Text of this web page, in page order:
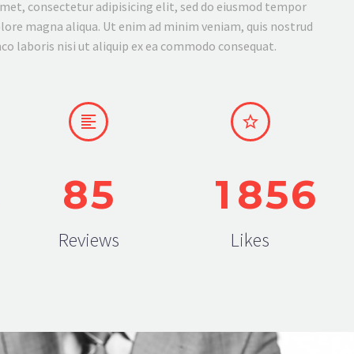
consectetur adipisicing elit, sed do eiusmod tempor
magna aliqua. Ut enim ad minim veniam, quis nostrud
laboris nisi ut aliquip ex ea commodo consequat.


85
Reviews


1 856
Likes